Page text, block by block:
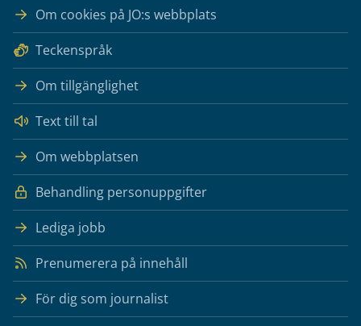
Om cookies på JO:s webbplats
Teckenspråk
Om tillgänglighet
Text till tal
Om webbplatsen
Behandling personuppgifter
Lediga jobb
Prenumerera på innehåll
För dig som journalist